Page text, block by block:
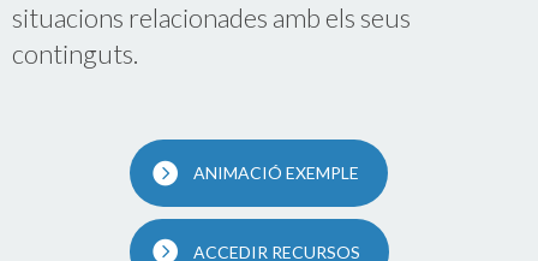
situacions relacionades amb els seus
continguts.
ANIMACIÓ EXEMPLE
ACCEDIR RECURSOS